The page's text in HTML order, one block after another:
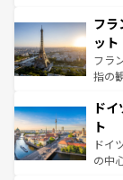
なお
しい。
文化
れる
る。
アー
せる
ンテ
フラ
ット
フラ
指の
で、
聖堂
から
れ、
ド
ト
ドイ
の中